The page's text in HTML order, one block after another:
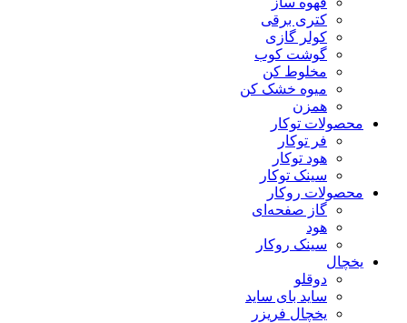
کتری برقی
کولر گازی
گوشت کوب
مخلوط کن
میوه خشک کن
همزن
محصولات توکار
فر توکار
هود توکار
سینک توکار
محصولات روکار
گاز صفحه‌ای
هود
سینک روکار
یخچال
دوقلو
ساید بای ساید
یخچال فریزر